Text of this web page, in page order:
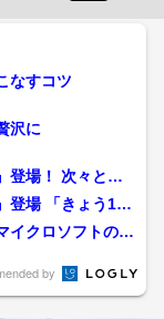
なすコツ
沢に
登場！ 次々と現
登場 「きょう100
イクロソフトのエ
by